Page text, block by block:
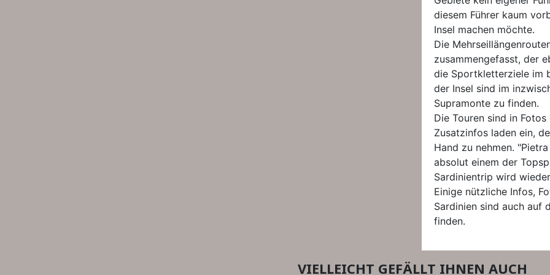
diesem Führer kaum
Insel machen möchte.
Die
zusammengefasst, der
die Sportkletterziele im
der Insel sind im
Supramonte zu finden.
Die Touren sind in
Zusatzinfos laden ein,
Hand zu nehmen.
absolut einem der
Sardinientrip wird
Einige nützliche Infos,
Sardinien sind auch auf
finden.
VIELLEICHT GEFÄLLT IHNEN AUCH